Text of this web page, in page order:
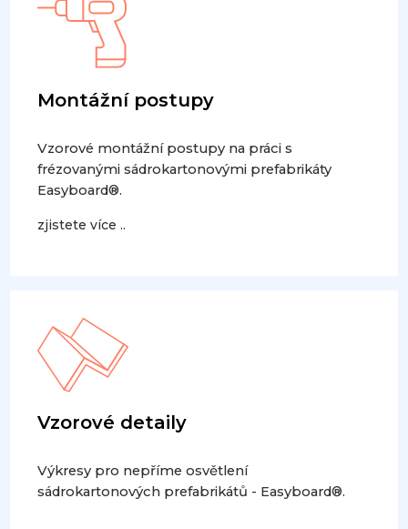
Montážní postupy
Vzorové montážní postupy na práci s
frézovanými sádrokartonovými prefabrikáty
Easyboard®.
zjistete více ..
Vzorové detaily
Výkresy pro nepříme osvětlení
sádrokartonových prefabrikátů - Easyboard®.